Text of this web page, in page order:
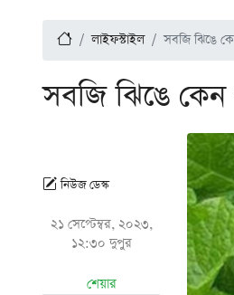
লাইফস্টাইল সবজি ঝিঙে
সবজি ঝিঙে কেন
নিউজ ডেস্ক
২১ সেপ্টেম্বর, ২০২৩,
১২:৩০ দুপুর
শেয়ার